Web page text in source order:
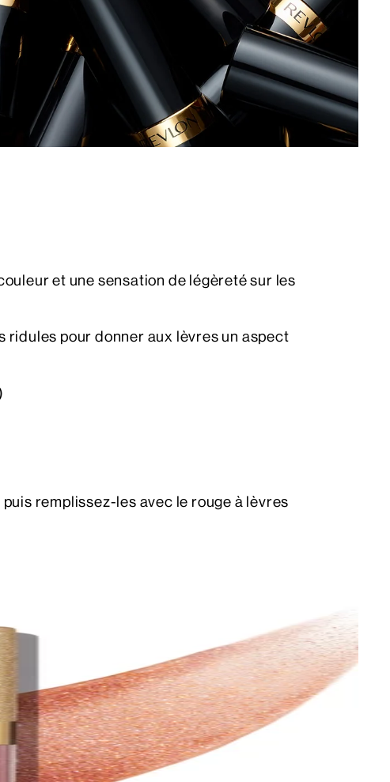
et une sensation de légèreté sur les
ridules pour donner aux lèvres un aspect
remplissez-les avec le rouge à lèvres